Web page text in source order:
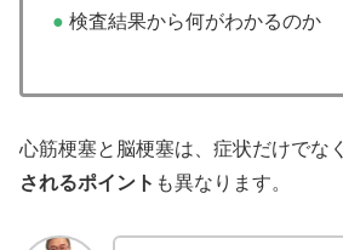
● 検査結果から何がわかるのか
心筋梗塞と脳梗塞は、症状だけでなく
されるポイント も異なります。